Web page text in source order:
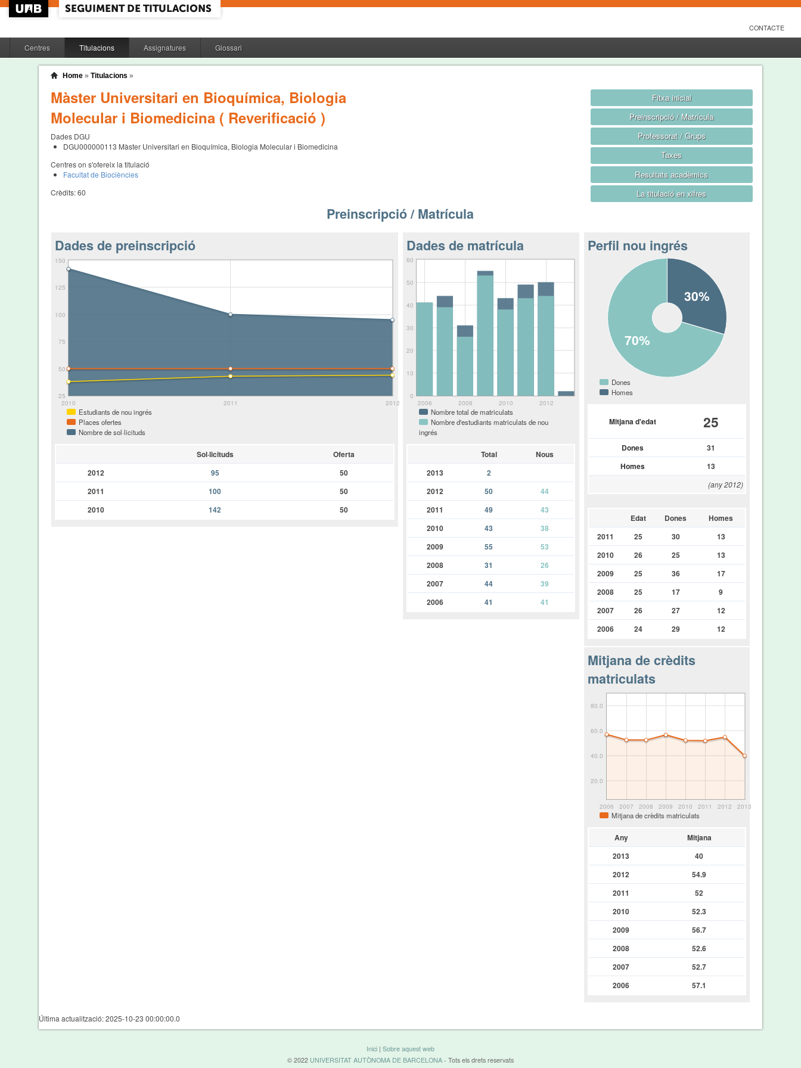
CONTACTE
Centres Titulacions Assignatures Glossari
Home» Titulacions »
Màster Universitari en Bioquímica, Biologia
Molecular i Biomedicina ( Reverificació )
Dades DGU
DGU000000113 Màster Universitari en Bioquímica, Biologia Molecular i Biomedicina
Centres on s'ofereix la titulació
Facultat de Biociències
Crèdits:60
Fitxa inicial
Preinscripció / Matrícula
Professorat / Grups
Taxes
Resultats acadèmics
La titulació en xifres
Preinscripció / Matrícula
Perfil nou ingrés
30%
70%
Dones
Homes
Mitjana d'edat 25
Dones
31
Homes
13
(any 2012)
Edat Dones
Homes
2011
25 30
13
2010
26 25
13
2009
25 36
17
2008
25 17
9
2007
26 27
12
2006
24 29 12
Mitjana de crèdits
matriculats
2006 2007 2008 2009 2010 2011 2012 2013
20.0
40.0
60.0
80.0
Mitjana de crèdits matriculats
Any
Mitjana
2013
40
2012
54.9
2011
52
2010
52.3
2009
56.7
2008
52.6
2007
52.7
2006
57.1
Dades de matrícula
2006 2008 2010 2012
0
10
20
30
40
50
60
Nombre total de matriculats
Nombre d'estudiants matriculats de nou
ingrés
Total
Nous
2013
2
2012
50
44
2011
49
43
2010
43
38
2009
55
53
2008
31
26
2007
44
39
2006
41 41
Dades de preinscripció
2010 2011 2012
25
50
75
100
125
150
Estudiants de nou ingrés
Places ofertes
Nombre de sol·licituds
Sol·licituds
Oferta
2012
95
50
2011
100
50
2010
142 50
Última actualització: 2025-10-23 00:00:00.0
Inici | Sobre aquest web
© 2022 UNIVERSITAT AUTÒNOMA DE BARCELONA - Tots els drets reservats